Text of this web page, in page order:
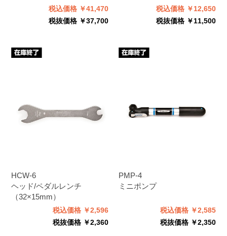
税込価格 ￥41,470
税抜価格 ￥37,700
税込価格 ￥12,650
税抜価格 ￥11,500
HCW-6
ヘッド/ペダルレンチ
（32×15mm）
税込価格 ￥2,596
税抜価格 ￥2,360
PMP-4
ミニポンプ
税込価格 ￥2,585
税抜価格 ￥2,350